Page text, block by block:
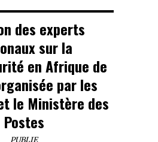
des experts
sur la
en Afrique de
par les
le Ministère des
Postes
PUBLIE